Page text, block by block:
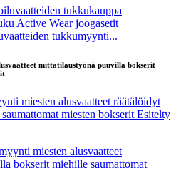
tukkumyynti...
mittatilaustyönä puuvilla bokserit